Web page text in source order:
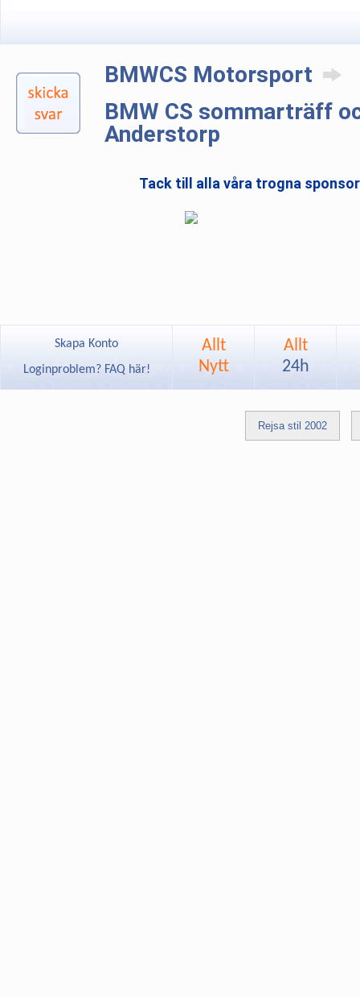
BMWCS Motorsport
BMW CS sommarträff
Anderstorp
Tack till alla våra trogna
Skapa Konto
Loginproblem? FAQ här!
Allt
Nytt
Allt
24h
Rejsa stil 2002